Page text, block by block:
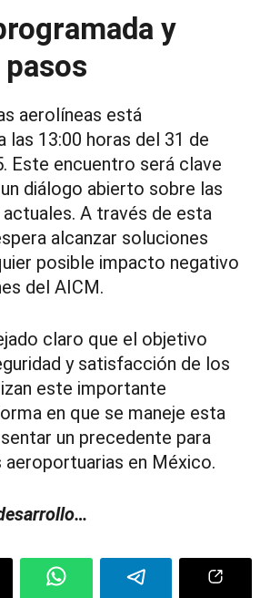
y
aerolíneas está
las 13:00 horas del 31 de
Este encuentro será clave
diálogo abierto sobre las
A través de esta
alcanzar soluciones
posible impacto negativo
del AICM.
claro que el objetivo
y satisfacción de los
este importante
en que se maneje esta
un precedente para
en México.